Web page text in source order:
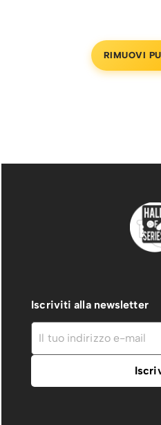
RIMUOVI
Iscriviti alla newsletter